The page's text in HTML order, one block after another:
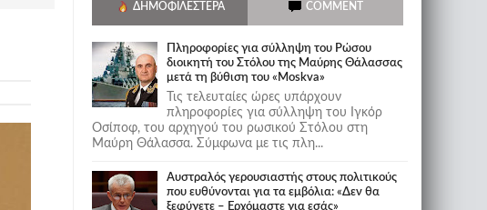
ΔΗΜΟΦΙΛΈΣΤΕΡΑ COMMENT
Πληροφορίες για σύλληψη του Ρώσου
διοικητή του Στόλου της Mαύρης Θάλασσας
μετά τη βύθιση του «Moskva»
Τις τελευταίες ώρες υπάρχουν
πληροφορίες για σύλληψη του Ιγκόρ
Οσίποφ, του αρχηγού του ρωσικού Στόλου στη
Μαύρη Θάλασσα. Σύμφωνα με τις πλη...
Αυστραλός γερουσιαστής στους πολιτικούς
που ευθύνονται για τα εμβόλια: «Δεν θα
ξεφύγετε – Ερχόμαστε για εσάς»